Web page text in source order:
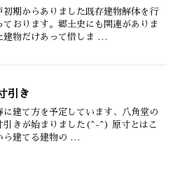
初期からありました既存建物解体を行
ております。郷土史にも関連がありま
建物だけあって惜しま …
引き
に建て方を予定しています、八角堂の
引きが始まりました(^-^) 原寸とはこ
ら建てる建物の …